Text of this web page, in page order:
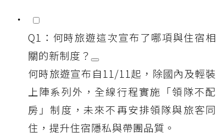
Q1：何時旅遊這次宣布了哪項與住宿相
關的新制度？
何時旅遊宣布自11/11起，除國內及輕裝
上陣系列外，全線行程實施「領隊不配
房」制度，未來不再安排領隊與旅客同
住，提升住宿隱私與帶團品質。